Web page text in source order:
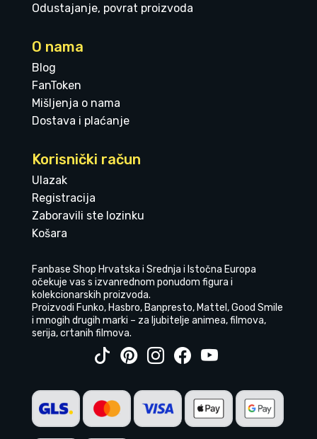
Odustajanje, povrat proizvoda
O nama
Blog
FanToken
Mišljenja o nama
Dostava i plaćanje
Korisnički račun
Ulazak
Registracija
Zaboravili ste lozinku
Košara
Fanbase Shop Hrvatska i Srednja i Istočna Europa
očekuje vas s izvanrednom ponudom figura i
kolekcionarskih proizvoda.
Proizvodi Funko, Hasbro, Banpresto, Mattel, Good Smile
i mnogih drugih marki – za ljubitelje animea, filmova,
serija, crtanih filmova.